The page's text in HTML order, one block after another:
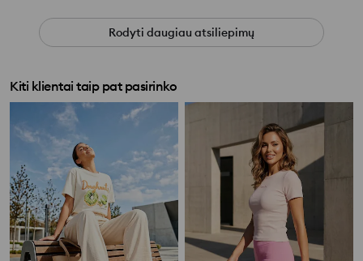
Rodyti daugiau atsiliepimų
Kiti klientai taip pat pasirinko